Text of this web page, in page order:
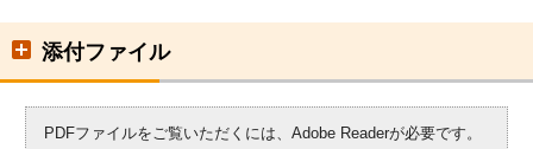
添付ファイル
PDFファイルをご覧いただくには、Adobe Readerが必要です。